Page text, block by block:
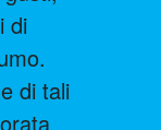
di
di tali